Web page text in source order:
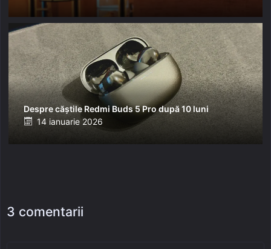
on
Despre căștile Redmi Buds 5 Pro după 10 luni
Posted
14 ianuarie 2026
3 comentarii